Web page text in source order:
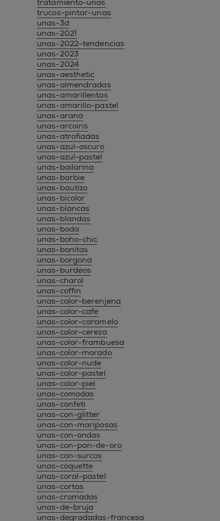
tratamiento-unas
trucos-pintar-unas
unas-3d
unas-2021
unas-2022-tendencias
unas-2023
unas-2024
unas-aesthetic
unas-almendradas
unas-amarillentas
unas-amarillo-pastel
unas-arana
unas-arcoiris
unas-atrofiadas
unas-azul-oscuro
unas-azul-pastel
unas-bailarina
unas-barbie
unas-bautizo
unas-bicolor
unas-blancas
unas-blandas
unas-boda
unas-boho-chic
unas-bonitas
unas-borgona
unas-burdeos
unas-charol
unas-coffin
unas-color-berenjena
unas-color-cafe
unas-color-caramelo
unas-color-cereza
unas-color-frambuesa
unas-color-morado
unas-color-nude
unas-color-pastel
unas-color-piel
unas-comodas
unas-confeti
unas-con-glitter
unas-con-mariposas
unas-con-ondas
unas-con-pan-de-oro
unas-con-surcos
unas-coquette
unas-coral-pastel
unas-cortas
unas-cromadas
unas-de-bruja
unas-degradadas-francesa